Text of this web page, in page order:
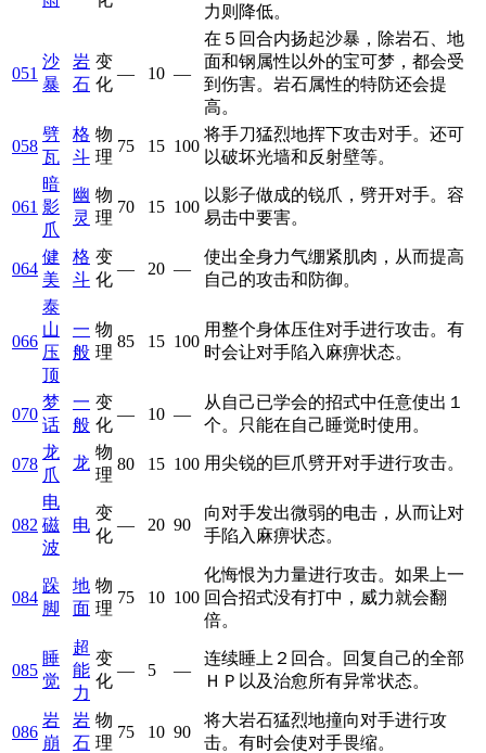
力则降低。
051
沙
暴
岩
石
变
化
— 10 —
在５回合内扬起沙暴，除岩石、地
面和钢属性以外的宝可梦，都会受
到伤害。岩石属性的特防还会提
高。
058
劈
瓦
格
斗
物
理
75 15 100
将手刀猛烈地挥下攻击对手。还可
以破坏光墙和反射壁等。
061
暗
影
爪
幽
灵
物
理
70 15 100
以影子做成的锐爪，劈开对手。容
易击中要害。
064
健
美
格
斗
变
化
— 20 —
使出全身力气绷紧肌肉，从而提高
自己的攻击和防御。
066
泰
山
压
顶
一
般
物
理
85 15 100
用整个身体压住对手进行攻击。有
时会让对手陷入麻痹状态。
070
梦
话
一
般
变
化
— 10 —
从自己已学会的招式中任意使出１
个。只能在自己睡觉时使用。
078
龙
爪
龙
物
理
80 15 100 用尖锐的巨爪劈开对手进行攻击。
082
电
磁
波
电
变
化
— 20 90
向对手发出微弱的电击，从而让对
手陷入麻痹状态。
084
跺
脚
地
面
物
理
75 10 100
化悔恨为力量进行攻击。如果上一
回合招式没有打中，威力就会翻
倍。
085
睡
觉
超
能
力
变
化
— 5 —
连续睡上２回合。回复自己的全部
ＨＰ以及治愈所有异常状态。
086
岩
崩
岩
石
物
理
75 10 90
将大岩石猛烈地撞向对手进行攻
击。有时会使对手畏缩。